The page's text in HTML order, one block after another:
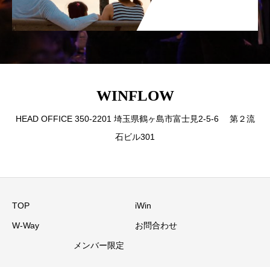
WINFLOW
HEAD OFFICE 350-2201 埼玉県鶴ヶ島市富士見2-5-6 第２流
石ビル301
TOP iWin
W-Way お問合わせ
メンバー限定